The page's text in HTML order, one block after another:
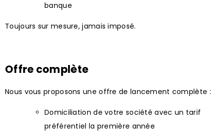
banque
Toujours sur mesure, jamais imposé.
Offre complète
Nous vous proposons une offre de lancement complète :
Domiciliation de votre société avec un tarif
préférentiel la première année